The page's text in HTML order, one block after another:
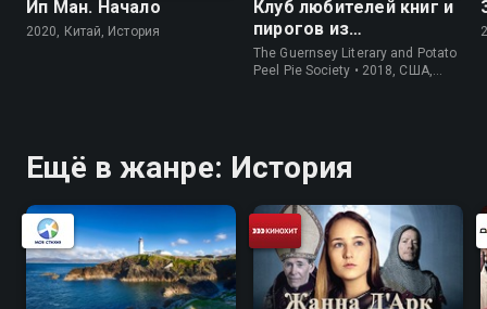
Ип Ман. Начало
2020, Китай, История
Клуб любителей книг и
пирогов из
картофельных
очистков
The Guernsey Literary and Potato
Peel Pie Society • 2018, США,
Ещё в жанре: История